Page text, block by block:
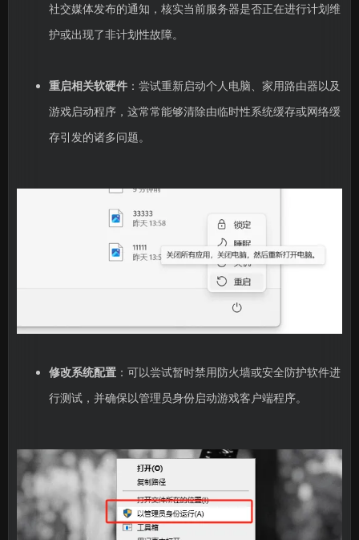
社交媒体发布的通知，核实当前服务器是否正在进行计划维
护或出现了非计划性故障。
重启相关软硬件：尝试重新启动个人电脑、家用路由器以及
游戏启动程序，这常常能够清除由临时性系统缓存或网络缓
存引发的诸多问题。
修改系统配置：可以尝试暂时禁用防火墙或安全防护软件进
行测试，并确保以管理员身份启动游戏客户端程序。